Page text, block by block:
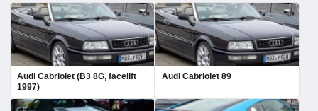
Audi Cabriolet (B3 8G, facelift
1997)
Audi Cabriolet 89